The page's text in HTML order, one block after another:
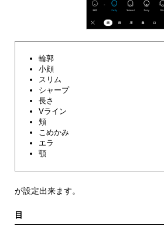
輪郭
小顔
スリム
シャープ
長さ
Vライン
頬
こめかみ
エラ
顎
が設定出来ます。
目